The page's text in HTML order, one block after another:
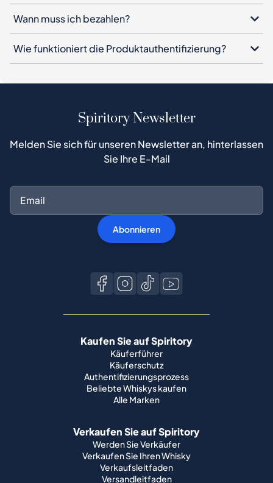
Wann muss ich bezahlen?
Wie funktioniert die Produktauthentifizierung?
Spiritory Newsletter
Melden Sie sich für unseren Newsletter an, hinterlassen
Sie Ihre E-Mail
Abonnieren
Kaufen Sie auf Spiritory
Käuferführer
Käuferschutz
Authentifizierungsprozess
Beliebte Whiskys kaufen
Alle Marken
Verkaufen Sie auf Spiritory
Werden Sie Verkäufer
Verkaufen Sie Ihren Whisky
Verkaufsleitfaden
Versandleitfaden